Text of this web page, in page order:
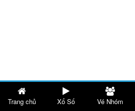
Trang chủ Xổ Số Vé Nhóm